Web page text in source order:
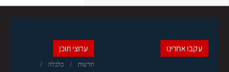
ערוצי תוכן
חדשות כלכלה
עקבו אחרינו